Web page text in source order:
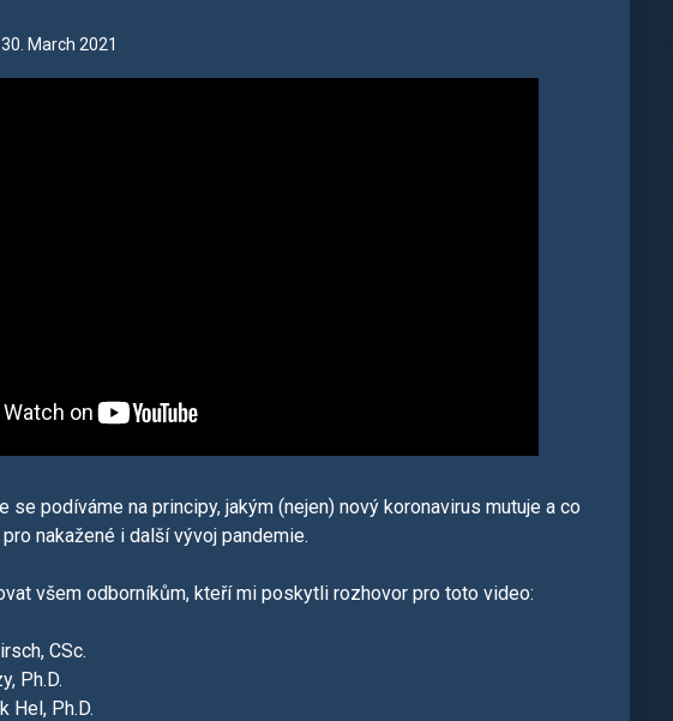
30. March 2021
podíváme na principy, jakým (nejen) nový koronavirus mutuje a co
nakažené i další vývoj pandemie.
všem odborníkům, kteří mi poskytli rozhovor pro toto video:
CSc.
Ph.D.
Hel, Ph.D.